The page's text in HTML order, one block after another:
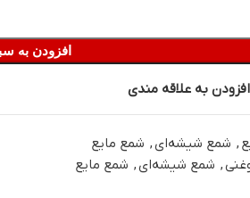
افزودن به
افزودن به علاقه مندی
, شمع شیشه‌ای, شمع مایع
, شمع شیشه‌ای, شمع مایع